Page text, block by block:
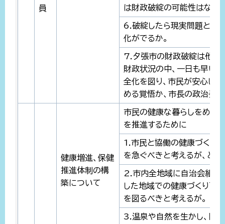
員
は財政破綻の可能性はない
6.破綻したら現実問題とし
化がでるか。
7.夕張市の財政破綻は他人
財政状況の中、一日も早い
全化を図り、市民が安心し
める覚悟か、市長の政治姿勢
健康増進、保健
推進体制の構
築について
市民の健康な暮らしをめざ
を推進するために
1.市民と協働の健康づくり
を急ぐべきと考えるが、どう
2.市内全地域に自治会組織
した地域での健康づくり下
を図るべきと考えるが。
3.温泉や自然を生かし、日